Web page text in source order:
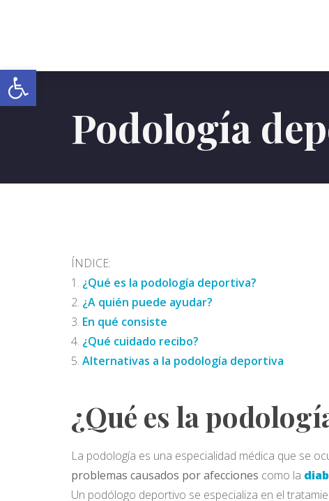
Abrir barra de herramientas
Podología
ÍNDICE:
¿Qué es la podología deportiva?
¿A quién puede ayudar?
En qué consiste
¿Qué cuidado recibo?
Alternativas a la podología deportiva
¿Qué es la
La podología es una especialidad médica que se
problemas causados por afecciones como la
Un podólogo deportivo se especializa en el